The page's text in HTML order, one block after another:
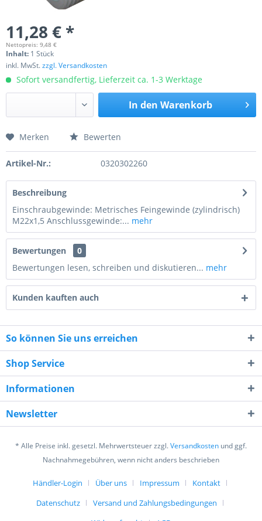
11,28 € *
Nettopreis: 9,48 €
Inhalt: 1 Stück
inkl. MwSt.zzgl. Versandkosten
Sofort versandfertig, Lieferzeit ca. 1-3 Werktage
In den Warenkorb
Preis anfragen
9 + 9 = ?
Ich habe die Datenschutzerklärung
verstanden und stimme zu. *
Mit * gekennzeichnete Felder sind Pflichtfelder.
Senden
Merken Bewerten
Artikel-Nr.: 0320302260
Beschreibung
Einschraubgewinde: Metrisches Feingewinde (zylindrisch)
M22x1,5 Anschlussgewinde:... mehr
Bewertungen
0
Bewertungen lesen, schreiben und diskutieren... mehr
Kunden kauften auch
So können Sie uns erreichen
Shop Service
Informationen
Newsletter
* Alle Preise inkl. gesetzl. Mehrwertsteuer zzgl.Versandkosten und ggf.
Nachnahmegebühren, wenn nicht anders beschrieben
Händler-Login Über uns Impressum
Kontakt
Datenschutz
Versand und Zahlungsbedingungen